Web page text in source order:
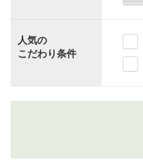
人気の
こだわり条件